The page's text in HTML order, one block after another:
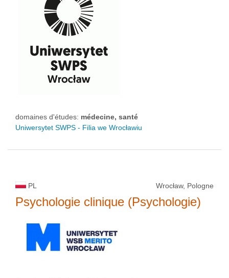
domaines d'études: médecine, santé
Uniwersytet SWPS - Filia we Wrocławiu
PL Wrocław, Pologne
Psychologie clinique (Psychologie)